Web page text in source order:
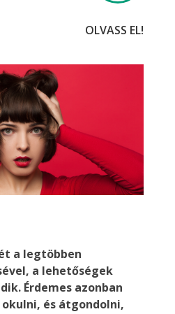
OLVASS EL!
a legtöbben
a lehetőségek
Érdemes azonban
és átgondolni,